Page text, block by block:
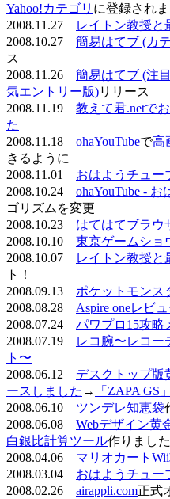
Yahoo!カテゴリ に登録されま
2008.11.27
レイトン教授と
2008.10.27 簡易はてブ (カ
ス
2008.11.26 簡易はてブ (注
気エントリー版)リリース
2008.11.19 教えて君.netで
た
2008.11.18 ohaYouTubeで高
きるように
2008.11.01 おはようチュー
2008.10.24 ohaYouTube -
ゴリズムを変更
2008.10.23 はてはてブラウ
2008.10.10 東京ゲームショ
2008.10.07
レイトン教授と
ト！
2008.09.13 ポケットモンス
2008.08.28 Aspire oneレビ
2008.07.24 パワプロ15攻略
2008.07.19
レコ腕〜レコー
ト〜
2008.06.12 デスクトップ版
ースしました →
「ZAPA GS」
2008.06.10 ツンデレ知恵袋
2008.06.08 Webデザイン黄
白銀比計算ツール作りました
2008.04.06 マリオカート
2008.03.04 おはようチュー
2008.02.26 airappli.com正式